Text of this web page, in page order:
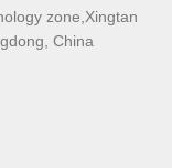
zone,Xingtan
China